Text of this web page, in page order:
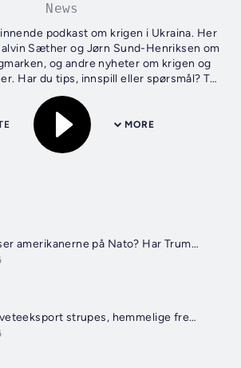
News
podkast om krigen i Ukraina. Her
Sæther og Jørn Sund-Henriksen om
og andre nyheter om krigen og
Har du tips, innspill eller spørsmål? Ta
kontakt på...
MORE
Hvordan ser amerikanerne på Nato? Har Trump og Zelenskyjs forhold bedret seg? Gjest: Tormod Heier
Russisk hveteeksport strupes, hemmelige fremganger og massive angrep mot Azov-flåten